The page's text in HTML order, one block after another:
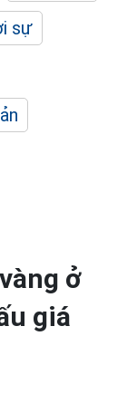
sự
ở
giá